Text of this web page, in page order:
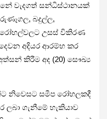
වැදගත් සන්ධිස්ථානයක්
බදුල්ල,
උසස් විකිරණ
අදියර ආරම්භ කර
කිරීම අද (20) සෞඛ්‍ය
නිවෙසට සමීප රෝහලකදී
ලබා ගැනීමේ හැකියාව